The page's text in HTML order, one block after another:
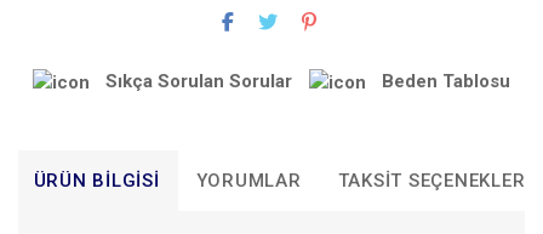
Sıkça Sorulan Sorular Beden Tablosu
ÜRÜN BILGISI YORUMLAR TAKSIT SEÇENEKLERI